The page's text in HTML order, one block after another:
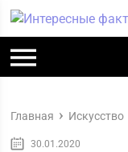
Главная Искусство
30.01.2020